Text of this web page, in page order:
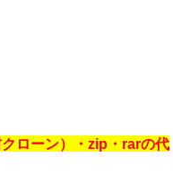
ローン）・zip・rarの代